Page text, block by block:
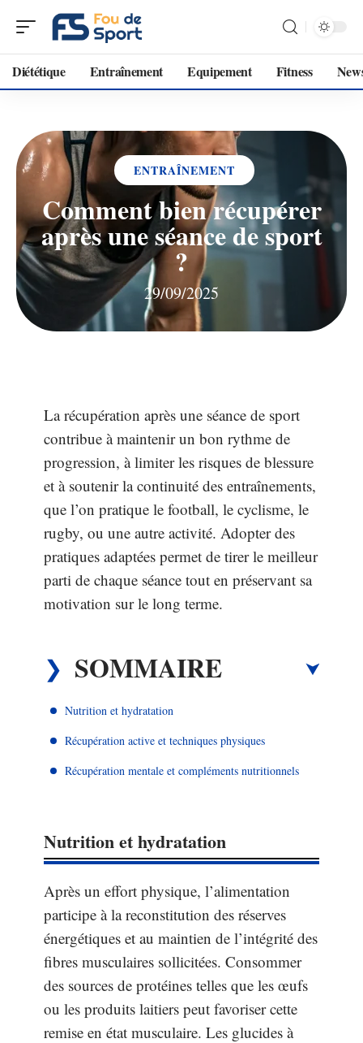
Diététique Entraînement Equipement Fitness
ENTRAÎNEMENT
Comment bien récupérer
après une séance de sport
?
29/09/2025
La récupération après une séance de sport
contribue à maintenir un bon rythme de
progression, à limiter les risques de blessure
et à soutenir la continuité des entraînements,
que l’on pratique le football, le cyclisme, le
rugby, ou une autre activité. Adopter des
pratiques adaptées permet de tirer le meilleur
parti de chaque séance tout en préservant sa
motivation sur le long terme.
SOMMAIRE
Nutrition et hydratation
Récupération active et techniques physiques
Récupération mentale et compléments nutritionnels
Nutrition et hydratation
Après un effort physique, l’alimentation
participe à la reconstitution des réserves
énergétiques et au maintien de l’intégrité des
fibres musculaires sollicitées. Consommer
des sources de protéines telles que les œufs
ou les produits laitiers peut favoriser cette
remise en état musculaire. Les glucides à